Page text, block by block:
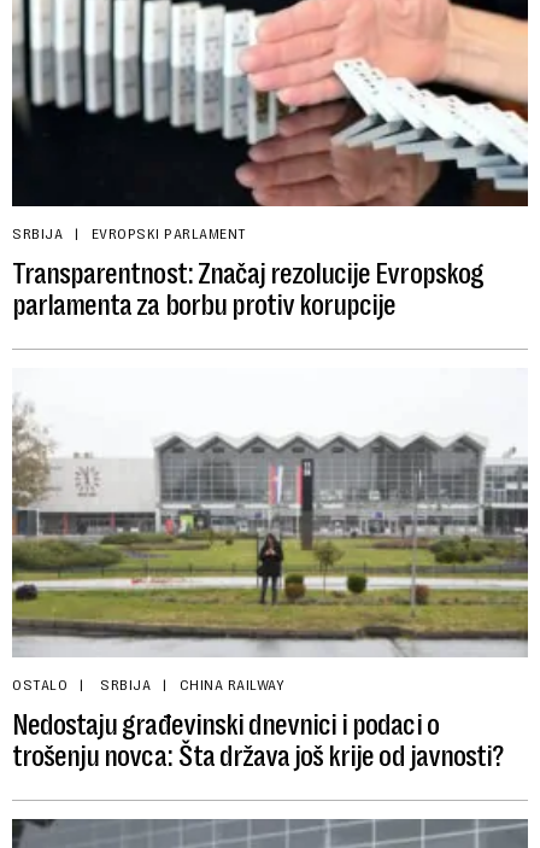
SRBIJA EVROPSKI PARLAMENT
Transparentnost: Značaj rezolucije Evropskog
parlamenta za borbu protiv korupcije
OSTALO SRBIJA CHINA RAILWAY
Nedostaju građevinski dnevnici i podaci o
trošenju novca: Šta država još krije od javnosti?